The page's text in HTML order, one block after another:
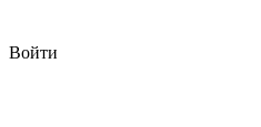
Войти